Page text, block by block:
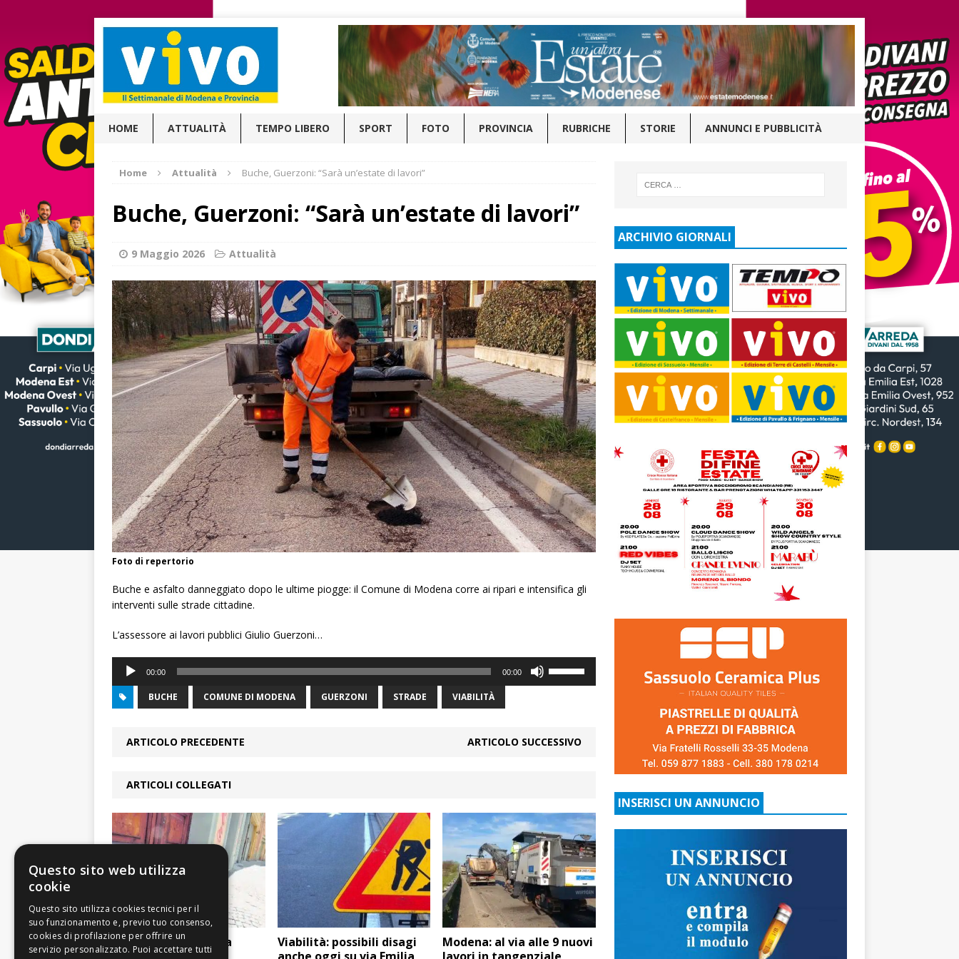
HOME ATTUALITÀ TEMPO LIBERO SPORT FOTO PROVINCIA RUBRICHE STORIE ANNUNCI E PUBBLICITÀ
Home Attualità Buche, Guerzoni: “Sarà un’estate di lavori”
Buche, Guerzoni: “Sarà un’estate di lavori”
9 Maggio 2026 Attualità
Foto di repertorio
Buche e asfalto danneggiato dopo le ultime piogge: il Comune di Modena corre ai ripari e intensifica gli
interventi sulle strade cittadine.
L’assessore ai lavori pubblici Giulio Guerzoni…
Audio
Player
00:00 00:00
per
volume.
BUCHE COMUNE DI MODENA GUERZONI STRADE VIABILITÀ
ARTICOLO PRECEDENTE ARTICOLO SUCCESSIVO
ARTICOLI COLLEGATI
Modena: è iniziata la
Viabilità: possibili disagi
Modena: al via alle 9 nuovi
ARCHIVIO GIORNALI
INSERISCI UN ANNUNCIO
Questo sito web utilizza
cookie